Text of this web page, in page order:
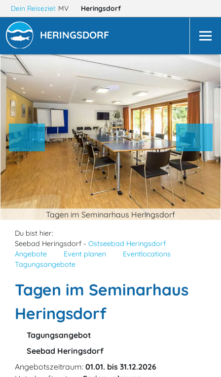
Dein Reiseziel: MV Heringsdorf
HERINGSDORF
Tagen im Seminarhaus Heringsdorf
Du bist hier:
Seebad Heringsdorf - Ostseebad Heringsdorf
Angebote
Event planen
Eventlocations
Tagungsangebote
Tagen im Seminarhaus
Heringsdorf
Tagungsangebot
Seebad Heringsdorf
Angebotszeitraum: 01.01. bis 31.12.2026